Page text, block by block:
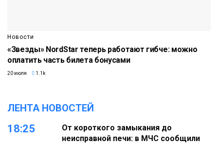
Новости
«Звезды» NordStar теперь работают гибче: можно
оплатить часть билета бонусами
20 июля 1.1k
ЛЕНТА НОВОСТЕЙ
18:25
От короткого замыкания до
неисправной печи: в МЧС сообщили